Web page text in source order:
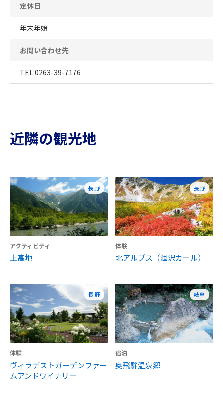
定休日
年末年始
お問い合わせ先
TEL:0263-39-7176
近隣の観光地
長野
アクティビティ
上高地
長野
体験
北アルプス（涸沢カール）
長野
体験
ヴィラデストガーデンファー
ムアンドワイナリー
岐阜
宿泊
奥飛騨温泉郷